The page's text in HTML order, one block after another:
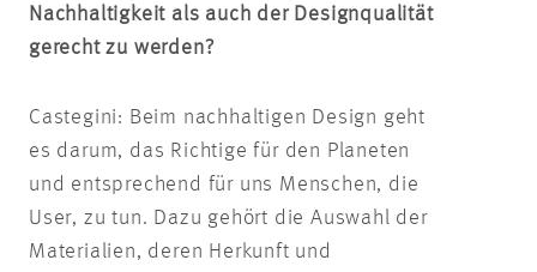
Nachhaltigkeit als auch der Designqualität
gerecht zu werden?
Castegini: Beim nachhaltigen Design geht
es darum, das Richtige für den Planeten
und entsprechend für uns Menschen, die
User, zu tun. Dazu gehört die Auswahl der
Materialien, deren Herkunft und